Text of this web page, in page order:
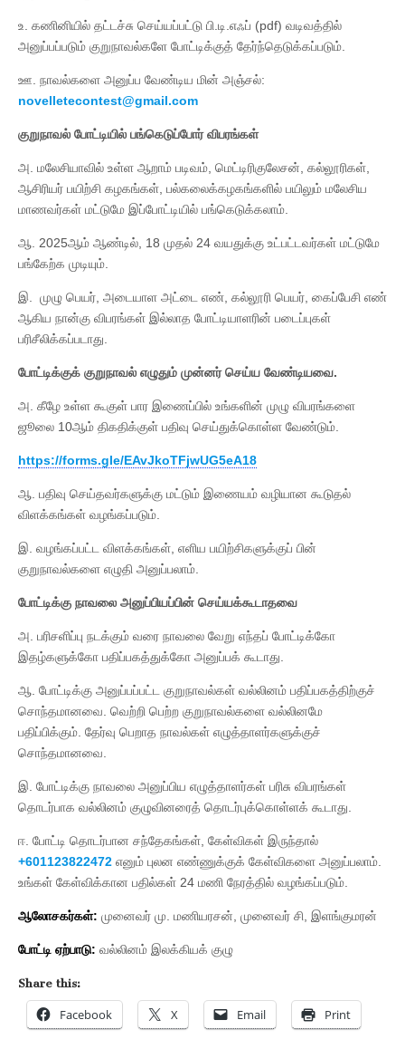
உ. கணினியில் தட்டச்சு செய்யப்பட்டு பி.டி.எஃப் (pdf) வடிவத்தில்
அனுப்பப்படும் குறுநாவல்களே போட்டிக்குத் தேர்ந்தெடுக்கப்படும்.
ஊ. நாவல்களை அனுப்ப வேண்டிய மின் அஞ்சல்:
novelletecontest@gmail.com
குறுநாவல் போட்டியில் பங்கெடுப்போர் விபரங்கள்
அ. மலேசியாவில் உள்ள ஆறாம் படிவம், மெட்டிரிகுலேசன், கல்லூரிகள்,
ஆசிரியர் பயிற்சி கழகங்கள், பல்கலைக்கழகங்களில் பயிலும் மலேசிய
மாணவர்கள் மட்டுமே இப்போட்டியில் பங்கெடுக்கலாம்.
ஆ. 2025ஆம் ஆண்டில், 18 முதல் 24 வயதுக்கு உட்பட்டவர்கள் மட்டுமே
பங்கேற்க முடியும்.
இ. முழு பெயர், அடையாள அட்டை எண், கல்லூரி பெயர், கைப்பேசி எண்
ஆகிய நான்கு விபரங்கள் இல்லாத போட்டியாளரின் படைப்புகள்
பரிசீலிக்கப்படாது.
போட்டிக்குக் குறுநாவல் எழுதும் முன்னர் செய்ய வேண்டியவை.
அ. கீழே உள்ள கூகுள் பார இணைப்பில் உங்களின் முழு விபரங்களை
ஜூலை 10ஆம் திகதிக்குள் பதிவு செய்துக்கொள்ள வேண்டும்.
https://forms.gle/EAvJkoTFjwUG5eA18
ஆ. பதிவு செய்தவர்களுக்கு மட்டும் இணையம் வழியான கூடுதல்
விளக்கங்கள் வழங்கப்படும்.
இ. வழங்கப்பட்ட விளக்கங்கள், எளிய பயிற்சிகளுக்குப் பின்
குறுநாவல்களை எழுதி அனுப்பலாம்.
போட்டிக்கு நாவலை அனுப்பியப்பின் செய்யக்கூடாதவை
அ. பரிசளிப்பு நடக்கும் வரை நாவலை வேறு எந்தப் போட்டிக்கோ
இதழ்களுக்கோ பதிப்பகத்துக்கோ அனுப்பக் கூடாது.
ஆ. போட்டிக்கு அனுப்பப்பட்ட குறுநாவல்கள் வல்லினம் பதிப்பகத்திற்குச்
சொந்தமானவை. வெற்றி பெற்ற குறுநாவல்களை வல்லினமே
பதிப்பிக்கும். தேர்வு பெறாத நாவல்கள் எழுத்தாளர்களுக்குச்
சொந்தமானவை.
இ. போட்டிக்கு நாவலை அனுப்பிய எழுத்தாளர்கள் பரிசு விபரங்கள்
தொடர்பாக வல்லினம் குழுவினரைத் தொடர்புக்கொள்ளக் கூடாது.
ஈ. போட்டி தொடர்பான சந்தேகங்கள், கேள்விகள் இருந்தால்
+601123822472 எனும் புலன எண்ணுக்குக் கேள்விகளை அனுப்பலாம்.
உங்கள் கேள்விக்கான பதில்கள் 24 மணி நேரத்தில் வழங்கப்படும்.
ஆலோசகர்கள்: முனைவர் மு. மணியரசன், முனைவர் சி, இளங்குமரன்
போட்டி ஏற்பாடு: வல்லினம் இலக்கியக் குழு
Share this:
Facebook X Email Print